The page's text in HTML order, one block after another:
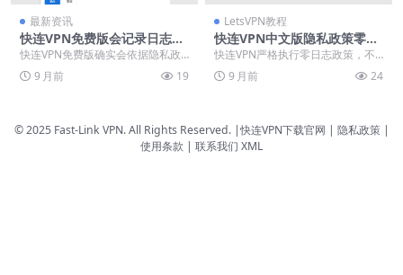
最新资讯
快连VPN免费版会记录日志
吗？隐私政策与零日志承诺解
快连VPN免费版确实会依据隐私政
策收集部分非敏感数据，包括连接
时间、服务器选择与...
9 月前 19
LetsVPN教程
快连VPN中文版隐私政策零日
志声明
快连VPN严格执行零日志政策，不
记录用户浏览历史、流量数据、连
接时间或真实IP地...
9 月前 24
© 2025 Fast-Link VPN. All Rights Reserved. |快连VPN下载官网 | 隐私政策 |
使用条款 | 联系我们 XML